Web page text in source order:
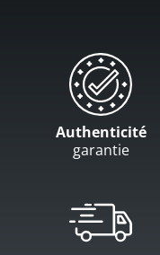
Authenticité
garantie